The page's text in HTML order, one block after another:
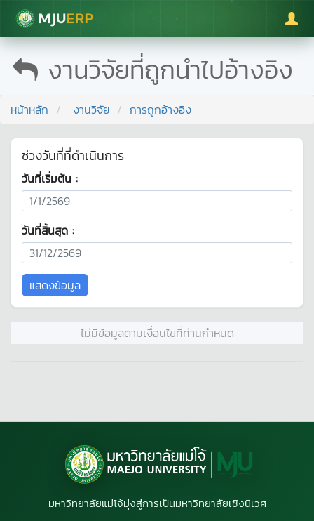
มหาวิทยาลัยแม่โจ้
งานวิจัยที่ถูกนำไปอ้างอิง
หน้าหลัก งานวิจัย การถูกอ้างอิง
ช่วงวันที่ที่ดำเนินการ
วันที่เริ่มต้น :
วันที่สิ้นสุด :
ไม่มีข้อมูลตามเงื่อนไขที่ท่านกำหนด
มหาวิทยาลัยแม่โจ้มุ่งสู่การเป็นมหาวิทยาลัยเชิงนิเวศ